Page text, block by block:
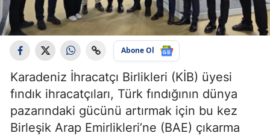
Abone Ol
Karadeniz İhracatçı Birlikleri (KİB) üyesi
fındık ihracatçıları, Türk fındığının dünya
pazarındaki gücünü artırmak için bu kez
Birleşik Arap Emirlikleri’ne (BAE) çıkarma